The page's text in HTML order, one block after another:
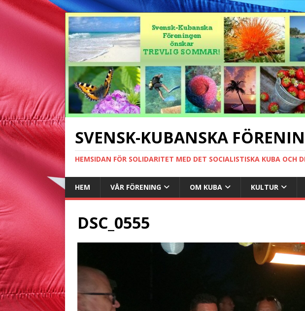
SVENSK-KUBANSKA
HEMSIDAN FÖR SOLIDARITET MED DET SOCIALISTISKA KUBA OCH
HEM VÅR FÖRENING OM KUBA KULTUR
DSC_0555